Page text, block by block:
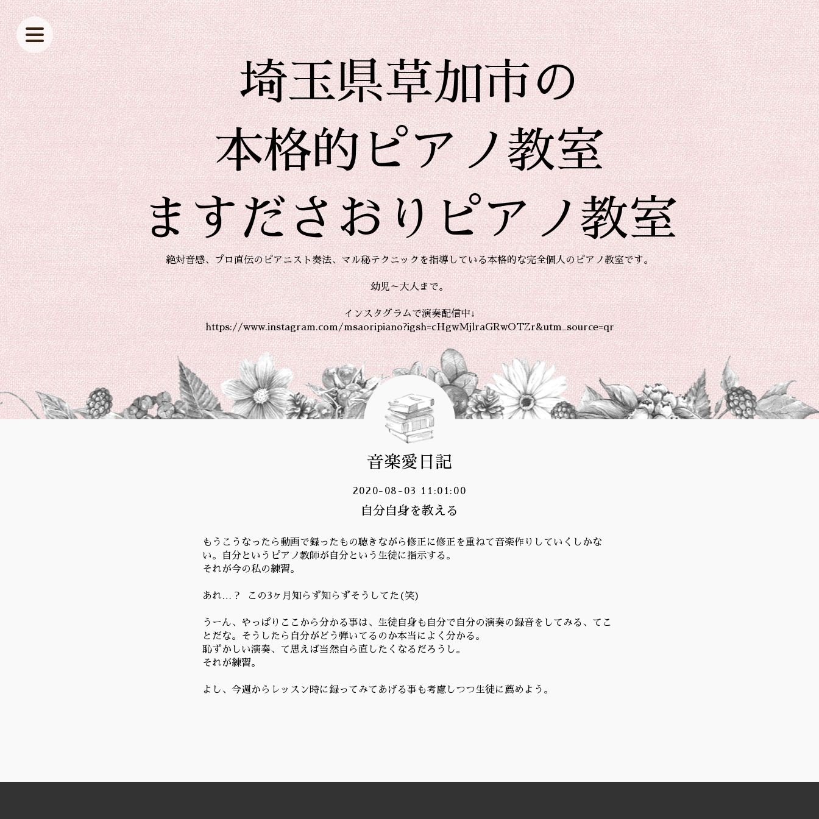
埼玉県草加市の
本格的ピアノ教室
ますださおりピアノ教室
絶対音感、プロ直伝のピアニスト奏法、マル秘テクニックを指導している本格的な完全個人のピアノ教室です。
幼児～大人まで。
インスタグラムで演奏配信中↓
https://www.instagram.com/msaoripiano?igsh=cHgwMjlraGRwOTZr&utm_source=qr
音楽愛日記
2020-08-03 11:01:00
自分自身を教える
もうこうなったら動画で録ったもの聴きながら修正に修正を重ねて音楽作りしていくしかな
い。自分というピアノ教師が自分という生徒に指示する。
それが今の私の練習。
あれ…？ この3ヶ月知らず知らずそうしてた(笑)
うーん、やっぱりここから分かる事は、生徒自身も自分で自分の演奏の録音をしてみる、てこ
とだな。そうしたら自分がどう弾いてるのか本当によく分かる。
恥ずかしい演奏、て思えば当然自ら直したくなるだろうし。
それが練習。
よし、今週からレッスン時に録ってみてあげる事も考慮しつつ生徒に薦めよう。